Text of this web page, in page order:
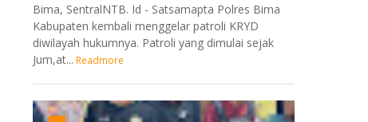
Bima, SentralNTB. Id - Satsamapta Polres Bima
Kabupaten kembali menggelar patroli KRYD
diwilayah hukumnya. Patroli yang dimulai sejak
Jum,at... Readmore